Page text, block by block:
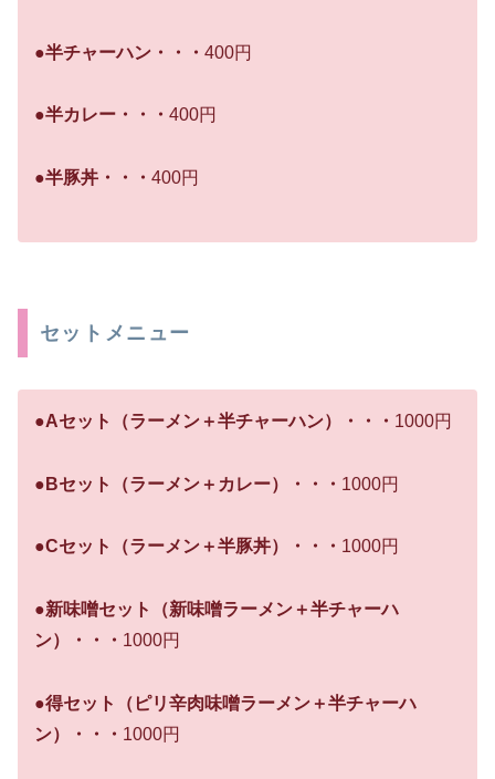
●半チャーハン・・・ 400円
●半カレー・・・ 400円
●半豚丼・・・ 400円
セットメニュー
●Aセット（ラーメン＋半チャーハン）・・・ 1000円
●Bセット（ラーメン＋カレー）・・・ 1000円
●Cセット（ラーメン＋半豚丼）・・・ 1000円
●新味噌セット（新味噌ラーメン＋半チャーハ
ン）・・・ 1000円
●得セット（ピリ辛肉味噌ラーメン＋半チャーハ
ン）・・・ 1000円